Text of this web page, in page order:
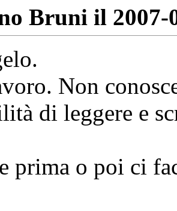
Bruni il 2007-
Non
di leggere e
prima o poi ci